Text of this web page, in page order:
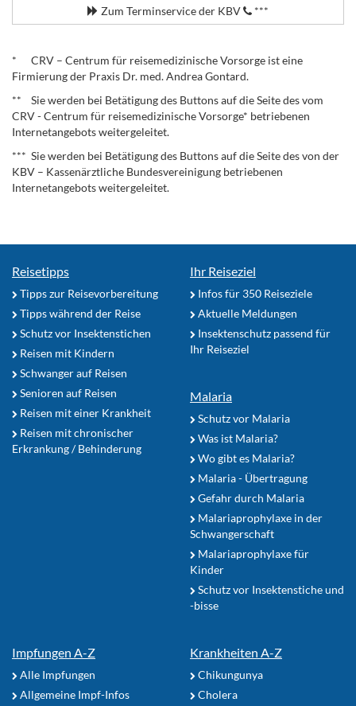
Zum Terminservice der KBV ***
* CRV – Centrum für reisemedizinische Vorsorge ist eine
Firmierung der Praxis Dr. med. Andrea Gontard.
** Sie werden bei Betätigung des Buttons auf die Seite des vom
CRV - Centrum für reisemedizinische Vorsorge* betriebenen
Internetangebots weitergeleitet.
*** Sie werden bei Betätigung des Buttons auf die Seite des von der
KBV – Kassenärztliche Bundesvereinigung betriebenen
Internetangebots weitergeleitet.
Reisetipps
Tipps zur Reisevorbereitung
Tipps während der Reise
Schutz vor Insektenstichen
Reisen mit Kindern
Schwanger auf Reisen
Senioren auf Reisen
Reisen mit einer Krankheit
Reisen mit chronischer
Erkrankung / Behinderung
Ihr Reiseziel
Infos für 350 Reiseziele
Aktuelle Meldungen
Insektenschutz passend für
Ihr Reiseziel
Malaria
Schutz vor Malaria
Was ist Malaria?
Wo gibt es Malaria?
Malaria - Übertragung
Gefahr durch Malaria
Malariaprophylaxe in der
Schwangerschaft
Malariaprophylaxe für
Kinder
Schutz vor Insektenstiche und
-bisse
Impfungen A-Z
Alle Impfungen
Allgemeine Impf-Infos
Krankheiten A-Z
Chikungunya
Cholera